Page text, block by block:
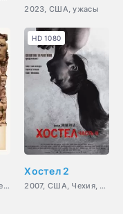
2023, США, ужасы
2024, Ирландия, Великобритания, США, Греция, ужасы,
Хостел 2
2007, США, Чехия, ужасы,
HD 1080